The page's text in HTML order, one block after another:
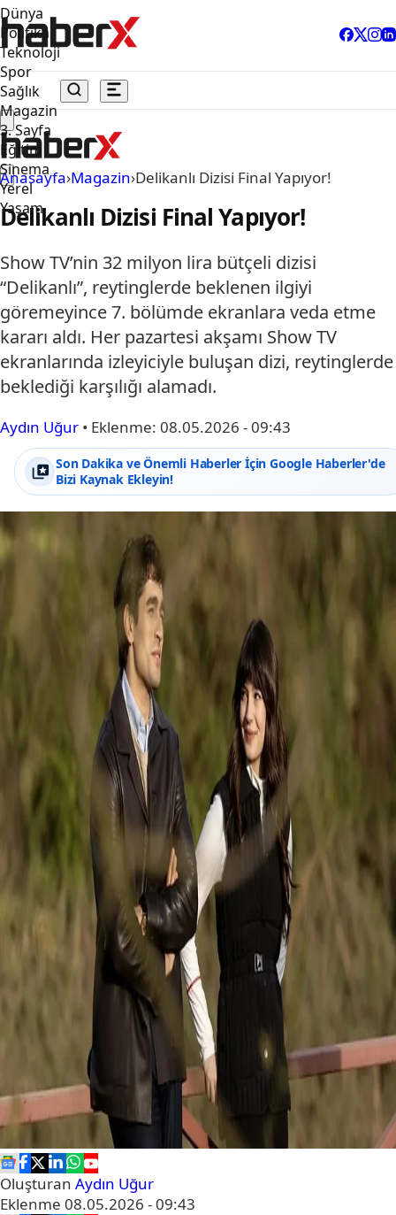
Dünya
Politika
Teknoloji
Spor
Sağlık
Magazin
3. Sayfa
Eğitim
Sinema
Yerel
Yaşam
Anasayfa›Magazin›Delikanlı Dizisi Final Yapıyor!
Delikanlı Dizisi Final Yapıyor!
Show TV’nin 32 milyon lira bütçeli dizisi
“Delikanlı”, reytinglerde beklenen ilgiyi
göremeyince 7. bölümde ekranlara veda etme
kararı aldı. Her pazartesi akşamı Show TV
ekranlarında izleyiciyle buluşan dizi, reytinglerde
beklediği karşılığı alamadı.
Aydın Uğur • Eklenme: 08.05.2026 - 09:43
Son Dakika ve Önemli Haberler İçin Google Haberler'de
Bizi Kaynak Ekleyin!
Oluşturan Aydın Uğur
Eklenme 08.05.2026 - 09:43